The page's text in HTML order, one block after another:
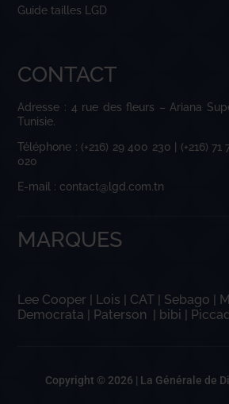
Guide tailles LGD
CONTACT
Adresse : 4 rue des fleurs – Ariana
Tunisie.
Téléphone : (+216) 29 400 230 | (+216) 71
020
E-mail : contact@lgd.com.tn
MARQUES
Lee Cooper | Lois | CAT | Sebago |
Democrata | Paterson | bibi |
Copyright © 2026 | La Générale de